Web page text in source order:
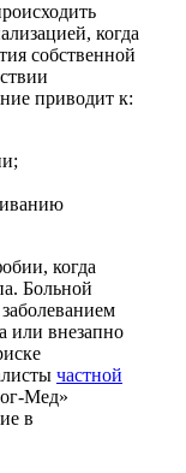
когда
собственной
приводит к:
когда
Больной
или внезапно
частной
Мед»
в